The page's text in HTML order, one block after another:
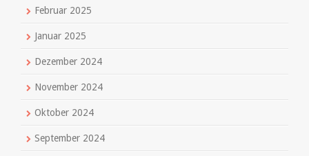
Februar 2025
Januar 2025
Dezember 2024
November 2024
Oktober 2024
September 2024